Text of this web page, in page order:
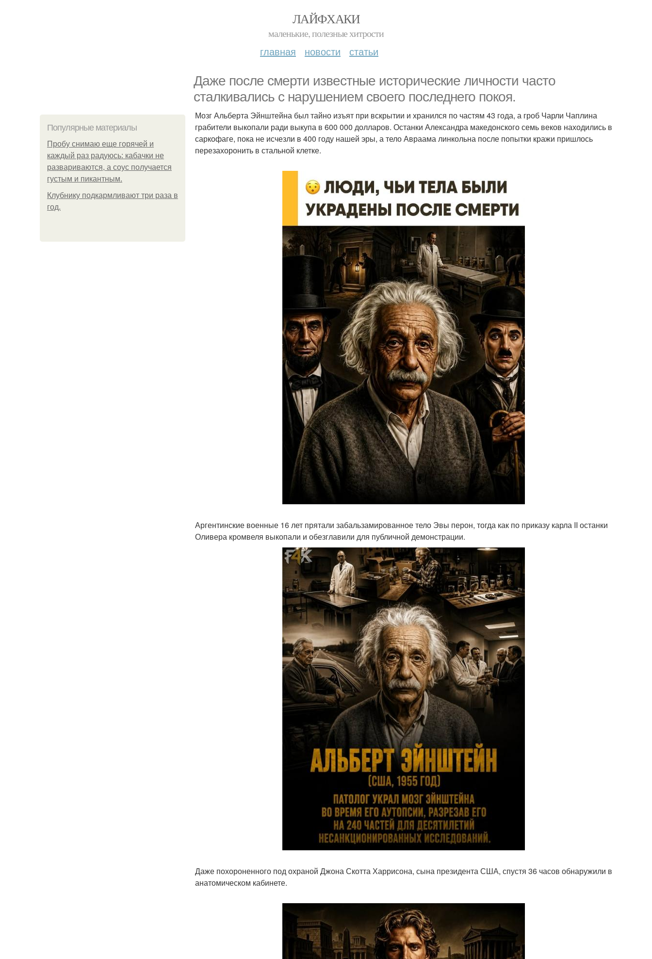
ЛАЙФХАКИ
маленькие, полезные хитрости
главная новости статьи
Даже после смерти известные исторические личности часто
сталкивались с нарушением своего последнего покоя.
Популярные материалы
Пробу снимаю еще горячей и
каждый раз радуюсь: кабачки не
развариваются, а соус получается
густым и пикантным.
Клубнику подкaрмливают три раза в
гoд.
Мозг Альберта Эйнштейна был тайно изъят при вскрытии и хранился по частям 43 года, а гроб Чарли Чаплина
грабители выкопали ради выкупа в 600 000 долларов. Останки Александра македонского семь веков находились в
саркофаге, пока не исчезли в 400 году нашей эры, а тело Авраама линкольна после попытки кражи пришлось
перезахоронить в стальной клетке.
Аргентинские военные 16 лет прятали забальзамированное тело Эвы перон, тогда как по приказу карла II останки
Оливера кромвеля выкопали и обезглавили для публичной демонстрации.
Даже похороненного под охраной Джона Скотта Харрисона, сына президента США, спустя 36 часов обнаружили в
анатомическом кабинете.